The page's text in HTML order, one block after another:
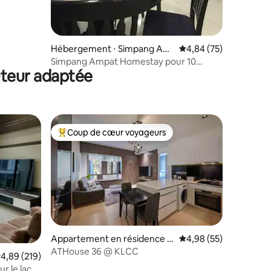
Hébergement ⋅ Simpang Am
pat
Évaluation moyenne
4,84 (75)
Simpang Ampat Homestay pour 10
personnes
adaptée
: 4,83 sur 5
moyenne sur la base de 219 commentaires : 4,89 sur 5
4,89 (219)
Coups de cœur voyageurs les plus appréciés
Coup de cœur voyageurs
Appartement en résidence ⋅
Kuala Lumpur
Évaluation moyenne
4,98 (55)
ATHouse 36 @ KLCC